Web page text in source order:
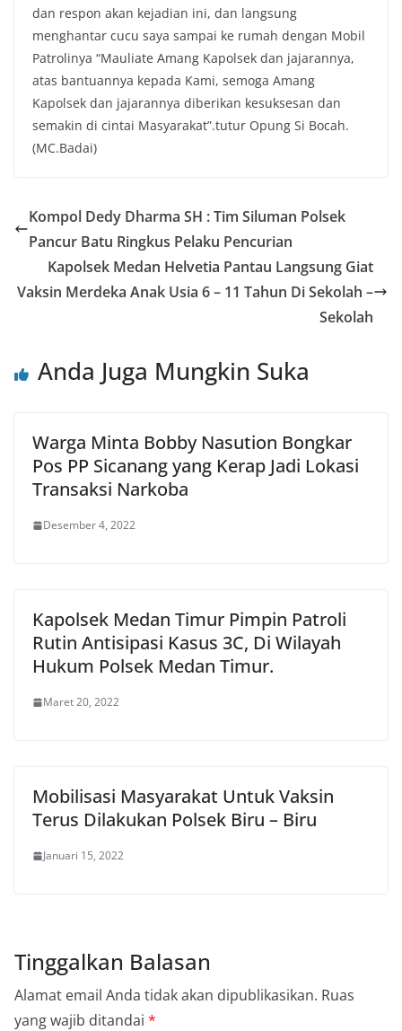
dan respon akan kejadian ini, dan langsung
menghantar cucu saya sampai ke rumah dengan Mobil
Patrolinya “Mauliate Amang Kapolsek dan jajarannya,
atas bantuannya kepada Kami, semoga Amang
Kapolsek dan jajarannya diberikan kesuksesan dan
semakin di cintai Masyarakat”.tutur Opung Si Bocah.
(MC.Badai)
Kompol Dedy Dharma SH : Tim Siluman Polsek
Pancur Batu Ringkus Pelaku Pencurian
Kapolsek Medan Helvetia Pantau Langsung Giat
Vaksin Merdeka Anak Usia 6 – 11 Tahun Di Sekolah –
Sekolah
Anda Juga Mungkin Suka
Warga Minta Bobby Nasution Bongkar
Pos PP Sicanang yang Kerap Jadi Lokasi
Transaksi Narkoba
Desember 4, 2022
Kapolsek Medan Timur Pimpin Patroli
Rutin Antisipasi Kasus 3C, Di Wilayah
Hukum Polsek Medan Timur.
Maret 20, 2022
Mobilisasi Masyarakat Untuk Vaksin
Terus Dilakukan Polsek Biru – Biru
Januari 15, 2022
Tinggalkan Balasan
Alamat email Anda tidak akan dipublikasikan. Ruas
yang wajib ditandai *